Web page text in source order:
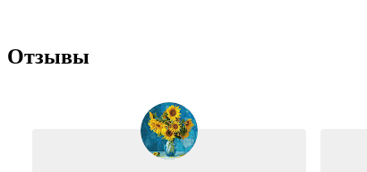
Отзывы